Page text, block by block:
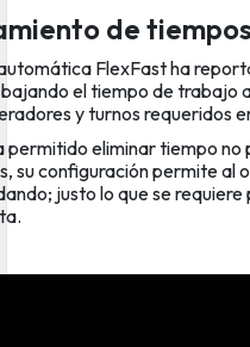
de
FlexFast ha
el tiempo de trabajo
y turnos requeridos
permitido eliminar tiempo
su configuración permite al
justo lo que se